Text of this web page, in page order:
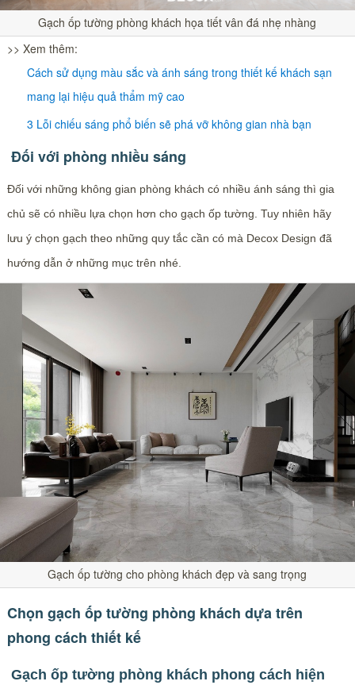
Gạch ốp tường phòng khách họa tiết vân đá nhẹ nhàng
>> Xem thêm:
Cách sử dụng màu sắc và ánh sáng trong thiết kế khách sạn
mang lại hiệu quả thẩm mỹ cao
3 Lỗi chiếu sáng phổ biến sẽ phá vỡ không gian nhà bạn
Đối với phòng nhiều sáng
Đối với những không gian phòng khách có nhiều ánh sáng thì gia
chủ sẽ có nhiều lựa chọn hơn cho gạch ốp tường. Tuy nhiên hãy
lưu ý chọn gạch theo những quy tắc cần có mà Decox Design đã
hướng dẫn ở những mục trên nhé.
Gạch ốp tường cho phòng khách đẹp và sang trọng
Chọn gạch ốp tường phòng khách dựa trên
phong cách thiết kế
Gạch ốp tường phòng khách phong cách hiện